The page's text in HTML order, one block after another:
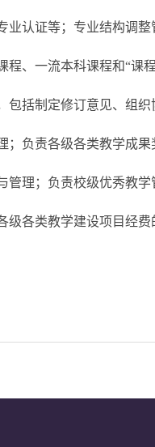
认证等；专业结构调整
、一流本科课程和“课
括制定修订意见、组
；负责各级各类教学成
管理；负责校级优秀教
各类教学建设项目经费